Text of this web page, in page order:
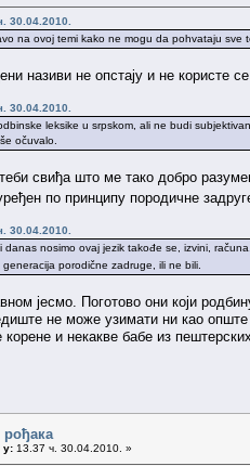
30.04.2010.
na ovoj temi kako ne mogu da pohvataju sve
називи не опстају и не користе
30.04.2010.
leksike u srpskom, ali ne budi
očuvalo.
свиђа што ме тако добро
по принципу породичне
30.04.2010.
danas nosimo ovaj jezik takođe se, izvini, računa.
porodične zadruge, ili ne bili.
јесмо. Поготово они који
не може узимати ни као
и некакве бабе из
рођака
у: 13.37 ч. 30.04.2010. »